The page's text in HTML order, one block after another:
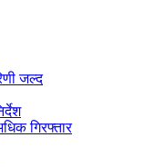
जल्द
गिरफ्तार